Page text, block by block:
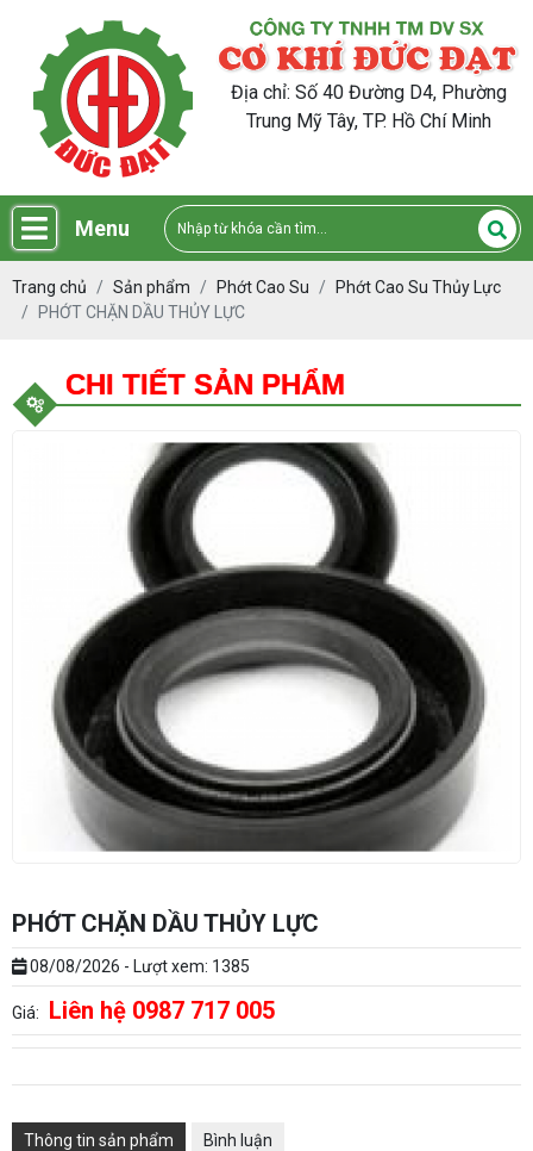
Địa chỉ: Số 40 Đường D4, Phường
Trung Mỹ Tây, TP. Hồ Chí Minh
Menu
Trang chủ Sản phẩm Phớt Cao Su
Phớt Cao Su Thủy Lực
PHỚT CHẶN DẦU THỦY LỰC
CHI TIẾT SẢN PHẨM
PHỚT CHẶN DẦU THỦY LỰC
08/08/2026 - Lượt xem: 1385
Giá: Liên hệ 0987 717 005
Thông tin sản phẩm Bình luận